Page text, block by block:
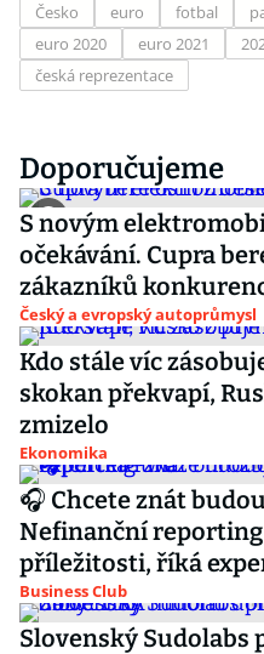
Česko euro fotbal
euro 2020
euro 2021
česká reprezentace
Doporučujeme
S novým
očekávání. Cupra
zákazníků
Český a evropský autoprůmysl
Kdo stále víc
skokan překvapí,
zmizelo
Ekonomika
🎧 Chcete znát
Nefinanční
příležitosti, říká
Business Club
Slovenský Sudolabs